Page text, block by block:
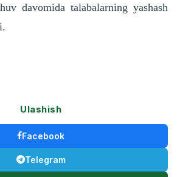
davomida talabalarning yashash
Ulashish
Facebook
Telegram